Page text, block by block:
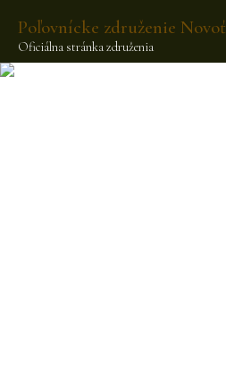
Poľovnícke združenie Novoť
Oficiálna stránka združenia